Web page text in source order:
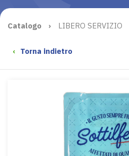
Catalogo › LIBERO SERVIZIO
‹ Torna indietro